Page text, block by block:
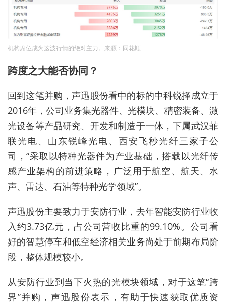
机构席位成为这波行情的绝对主力。来源：同花顺
跨度之大能否协同？
回到这笔并购，声迅股份看中的标的中科锐择成立于
2016年，公司业务集光器件、光模块、精密装备、激
光设备等产品研究、开发和制造于一体，下属武汉菲
联光电、山东锐峰光电、西安飞秒光纤三家子公
司，“采取以特种光器件为产业基础，搭载以光纤传
感产业架构的前进策略，广泛用于航空、航天、水
声、雷达、石油等特种光学领域”。
声迅股份主要致力于安防行业，去年智能安防行业收
入约3.73亿元，占公司营收比重的99.10%。公司看
好的智慧停车和低空经济相关业务尚处于前期布局阶
段，整体规模较小。
从安防行业到当下火热的光模块领域，对于这笔“跨
界”并购，声迅股份表示，有助于快速获取优质资